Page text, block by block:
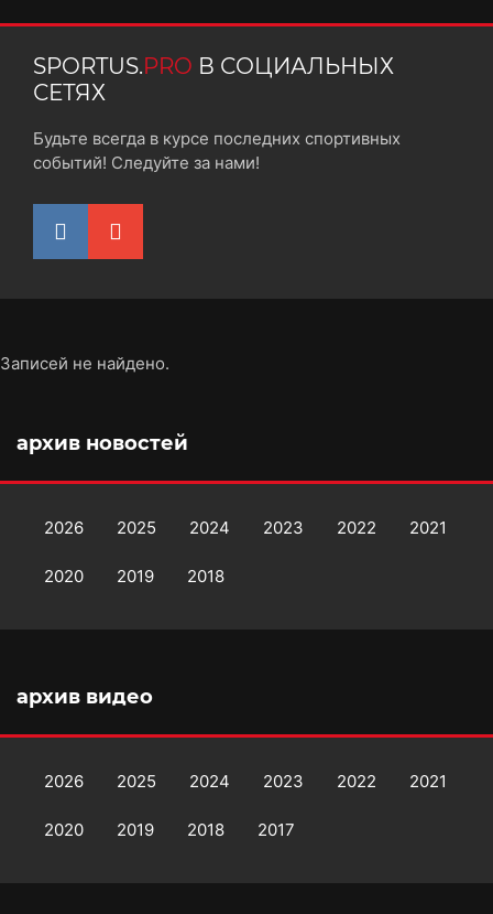
SPORTUS.PRO В СОЦИАЛЬНЫХ
СЕТЯХ
Будьте всегда в курсе последних спортивных
событий! Следуйте за нами!
Записей не найдено.
архив новостей
2026 2025 2024 2023 2022 2021
2020 2019 2018
архив видео
2026 2025 2024 2023 2022 2021
2020 2019 2018 2017